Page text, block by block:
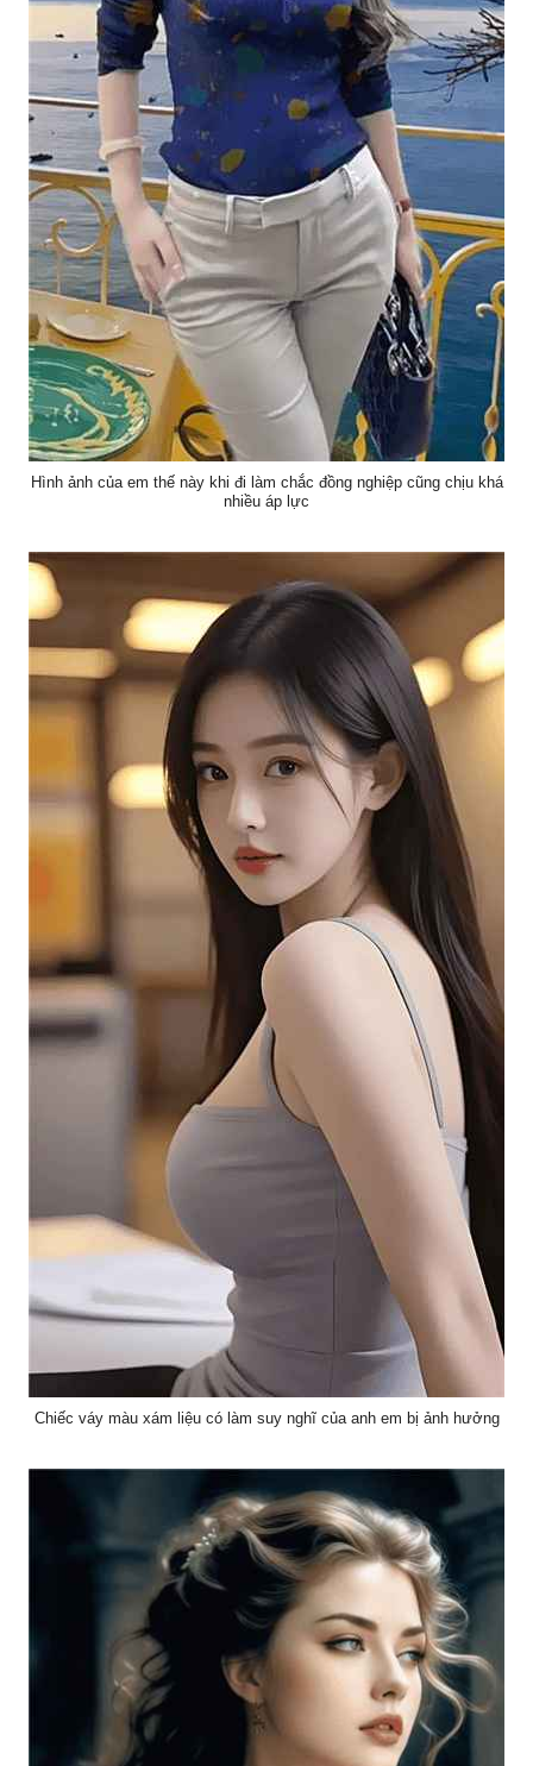
Hình ảnh của em thế này khi đi làm chắc đồng nghiệp cũng chịu khá
nhiều áp lực
Chiếc váy màu xám liệu có làm suy nghĩ của anh em bị ảnh hưởng